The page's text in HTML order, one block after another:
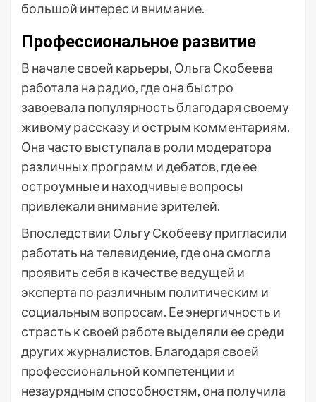
большой интерес и внимание.
Профессиональное развитие
В начале своей карьеры, Ольга Скобеева
работала на радио, где она быстро
завоевала популярность благодаря своему
живому рассказу и острым комментариям.
Она часто выступала в роли модератора
различных программ и дебатов, где ее
остроумные и находчивые вопросы
привлекали внимание зрителей.
Впоследствии Ольгу Скобееву пригласили
работать на телевидение, где она смогла
проявить себя в качестве ведущей и
эксперта по различным политическим и
социальным вопросам. Ее энергичность и
страсть к своей работе выделяли ее среди
других журналистов. Благодаря своей
профессиональной компетенции и
незаурядным способностям, она получила